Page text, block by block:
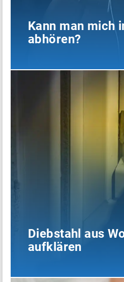
Kann man mich
abhören?
Diebstahl aus
aufklären